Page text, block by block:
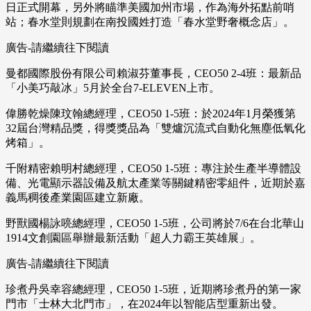
日正式開幕，另外將瞄準美國加州市場，作為海外拓點前哨
站；春水堂則規劃在南投國姓打造「春水堂野奢概念店」。
廣告-請繼續往下閱讀
曼都國際股份有限公司賴淑芬董事長，CEO50 2-4班：最新品
「小美巧敲冰」5月於全台7-ELEVEN上市。
偉勝乾燥陳玟翰總經理，CEO50 1-5班：於2024年1月榮獲第
32屆台灣精品獎，得獎獎品為「雙爐沉流式自動化無塵低氧化
烤箱」。
千附精密賴明村總經理，CEO50 1-5班：專注於生產半導體設
備、光電顯示器設備及航太產業等關鍵精密零組件，近期於嘉
義馬稠後產業園區建立新廠。
野獸國楊詠喨總經理，CEO50 1-5班，公司將於7/6在台北華山
1914文創園區舉辦最新活動「超人力霸王英雄展」。
廣告-請繼續往下閱讀
珍煮丹吳幸容總經理，CEO50 1-5班，近期將珍煮丹的第一家
門市「士林大北門市」，在2024年以智能店型重新出發。​